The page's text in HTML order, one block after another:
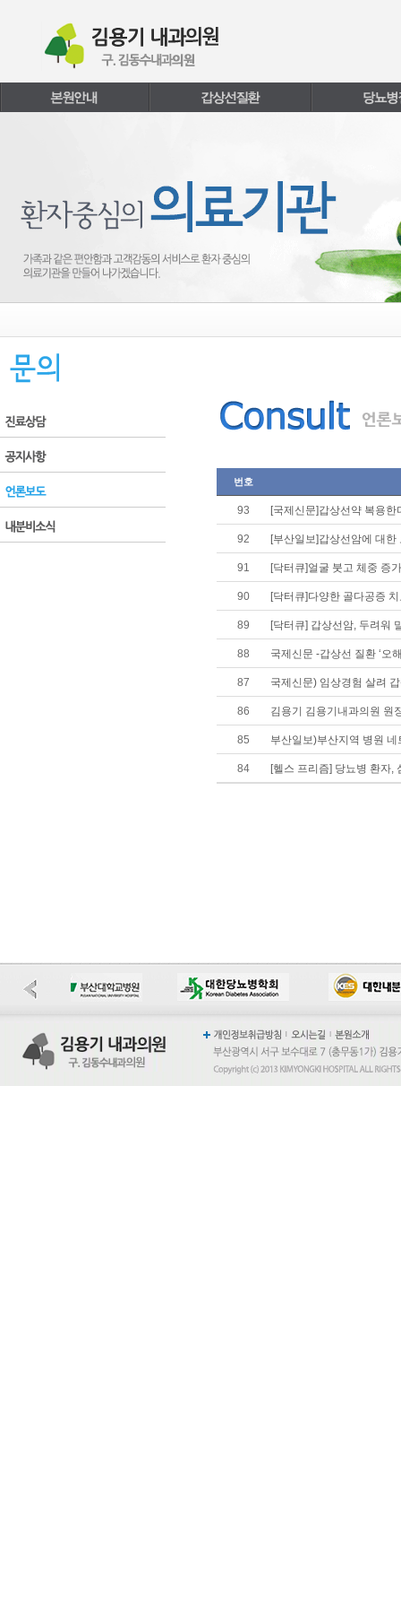
번호
93 [국제신문]갑상선약 복용한
92 [부산일보]갑상선암에 대
91 [닥터큐]얼굴 붓고 체중 증
90 [닥터큐]다양한 골다공증
89 [닥터큐] 갑상선암, 두려워
88 국제신문 -갑상선 질환 ‘오
87 국제신문) 임상경험 살려
86 김용기 김용기내과의원 원
85 부산일보)부산지역 병원
84 [헬스 프리즘] 당뇨병 환자,